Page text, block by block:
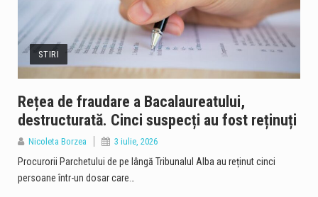
STIRI
Rețea de fraudare a Bacalaureatului,
destructurată. Cinci suspecți au fost reținuți
Nicoleta Borzea 3 iulie, 2026
Procurorii Parchetului de pe lângă Tribunalul Alba au reținut cinci
persoane într-un dosar care…